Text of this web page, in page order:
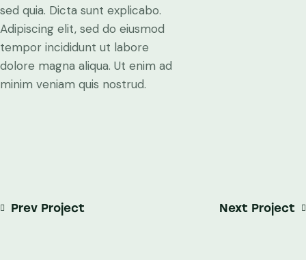
sed quia. Dicta sunt explicabo.
Adipiscing elit, sed do eiusmod
tempor incididunt ut labore
dolore magna aliqua. Ut enim ad
minim veniam quis nostrud.
Prev Project Next Project